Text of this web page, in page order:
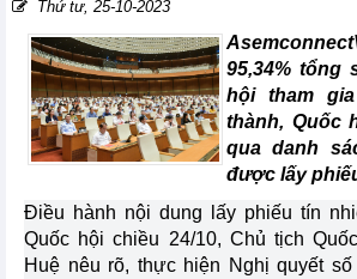
Thứ tư, 25-10-2023
95,34% tổng
hội tham
thành, Quốc
qua danh
được lấy
Điều hành nội dung lấy phiếu tín
Quốc hội chiều 24/10, Chủ tịch
Huệ nêu rõ, thực hiện Nghị quyết số